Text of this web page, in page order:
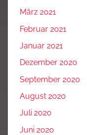
März 2021
Februar 2021
Januar 2021
Dezember 2020
September 2020
August 2020
Juli 2020
Juni 2020